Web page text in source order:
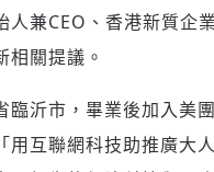
人兼CEO、香港新質企
相關提議。
臨沂市，畢業後加入美
用互聯網科技助推廣大